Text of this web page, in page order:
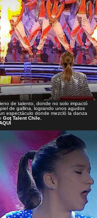
de talento, donde no solo impactó
de gallina, logrando unos agudos
espectáculo donde mezcló la danza
Got Talent Chile.